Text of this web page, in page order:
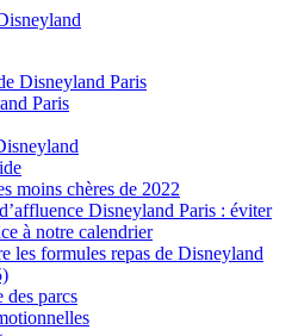
Disneyland Paris
Paris
moins chères de 2022
Disneyland Paris : éviter
à notre calendrier
les formules repas de Disneyland
des parcs